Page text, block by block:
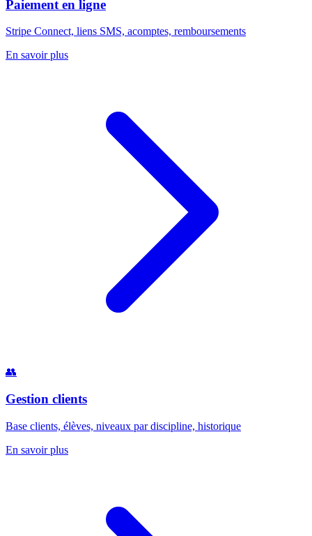
Paiement en ligne
Stripe Connect, liens SMS, acomptes, remboursements
En savoir plus
👥
Gestion clients
Base clients, élèves, niveaux par discipline, historique
En savoir plus